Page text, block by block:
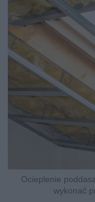
Ocieplenie
wykonać